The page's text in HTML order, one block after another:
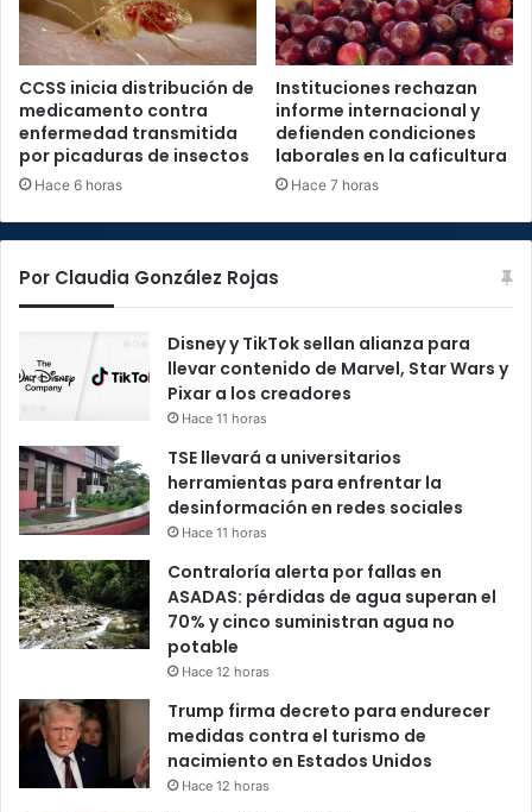
CCSS inicia distribución de
medicamento contra
enfermedad transmitida
por picaduras de insectos
Hace 6 horas
Instituciones rechazan
informe internacional y
defienden condiciones
laborales en la caficultura
Hace 7 horas
Por Claudia González Rojas
Disney y TikTok sellan alianza para
llevar contenido de Marvel, Star Wars y
Pixar a los creadores
Hace 11 horas
TSE llevará a universitarios
herramientas para enfrentar la
desinformación en redes sociales
Hace 11 horas
Contraloría alerta por fallas en
ASADAS: pérdidas de agua superan el
70% y cinco suministran agua no
potable
Hace 12 horas
Trump firma decreto para endurecer
medidas contra el turismo de
nacimiento en Estados Unidos
Hace 12 horas